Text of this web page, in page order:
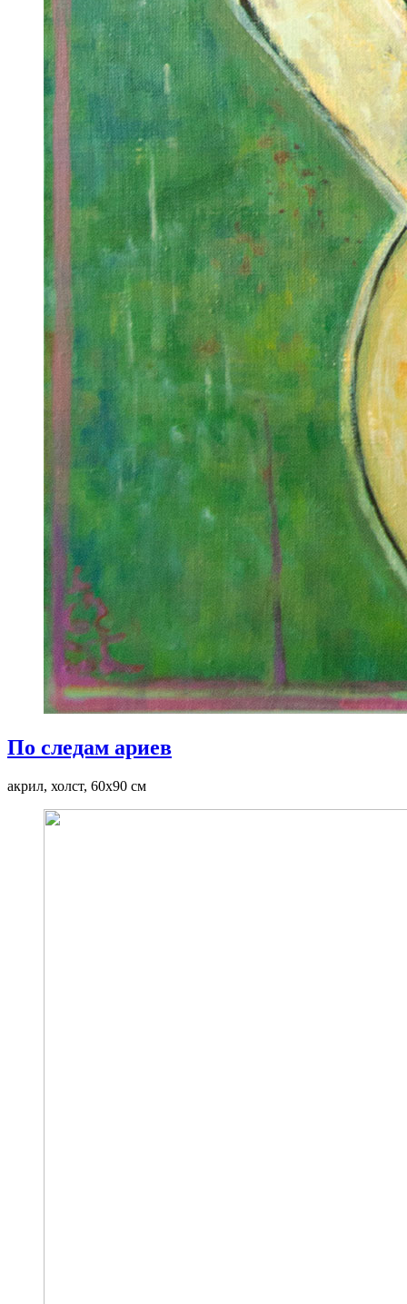
По следам ариев
акрил, холст, 60x90 см